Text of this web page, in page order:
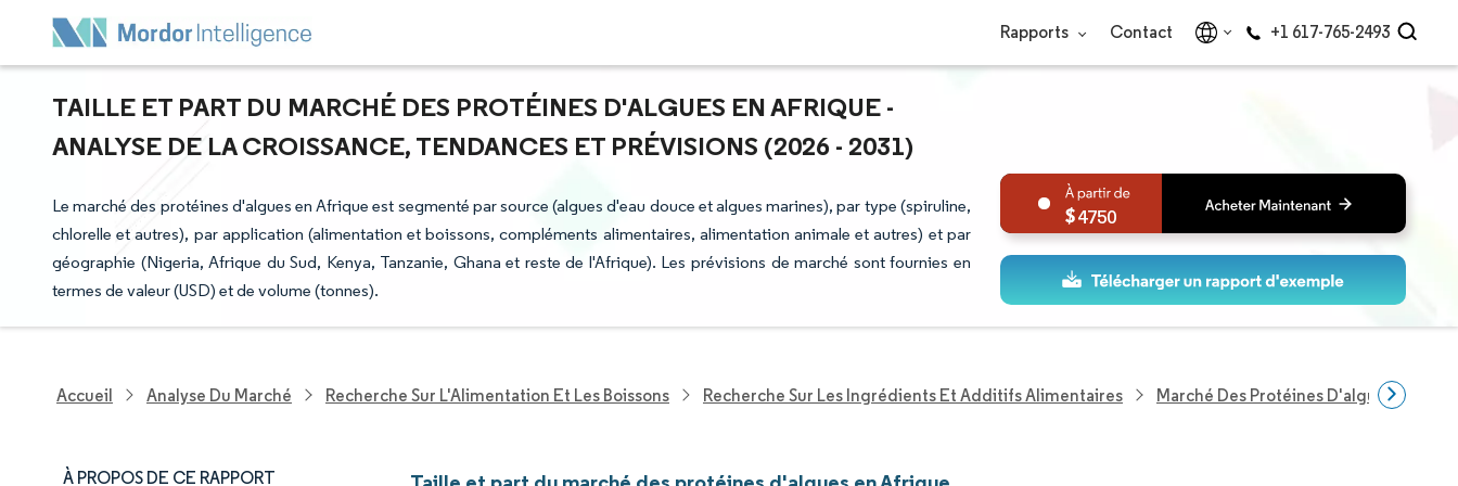
Rapports Contact +1 617-765-2493
TAILLE ET PART DU MARCHÉ DES PROTÉINES D'ALGUES EN AFRIQUE -
ANALYSE DE LA CROISSANCE, TENDANCES ET PRÉVISIONS (2026 - 2031)
Le marché des protéines d'algues en Afrique est segmenté par source (algues d'eau douce et algues marines), par type (spiruline,
chlorelle et autres), par application (alimentation et boissons, compléments alimentaires, alimentation animale et autres) et par
géographie (Nigeria, Afrique du Sud, Kenya, Tanzanie, Ghana et reste de l'Afrique). Les prévisions de marché sont fournies en
termes de valeur (USD) et de volume (tonnes).
4750
Accueil Analyse Du Marché Recherche Sur L'Alimentation Et Les Boissons Recherche Sur Les Ingrédients Et Additifs Alimentaires Marché Des Protéines D'algues En
À PROPOS DE CE RAPPORT